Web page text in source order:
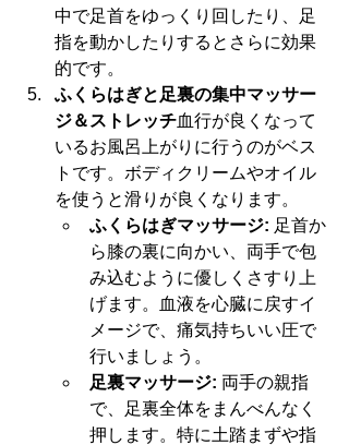
中で足首をゆっくり回したり、足
指を動かしたりするとさらに効果
的です。
ふくらはぎと足裏の集中マッサー
ジ＆ストレッチ血行が良くなって
いるお風呂上がりに行うのがベス
トです。ボディクリームやオイル
を使うと滑りが良くなります。
ふくらはぎマッサージ: 足首か
ら膝の裏に向かい、両手で包
み込むように優しくさすり上
げます。血液を心臓に戻すイ
メージで、痛気持ちいい圧で
行いましょう。
足裏マッサージ: 両手の親指
で、足裏全体をまんべんなく
押します。特に土踏まずや指